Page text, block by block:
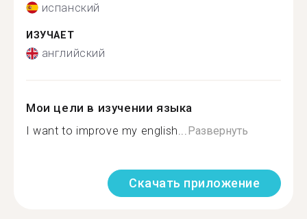
испанский
ИЗУЧАЕТ
английский
Мои цели в изучении языка
I want to improve my english...Развернуть
Скачать приложение